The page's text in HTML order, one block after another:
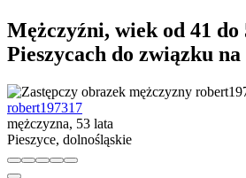
Mężczyźni, wiek od 41 do
Pieszycach do związku na
robert197317
mężczyzna, 53 lata
Pieszyce, dolnośląskie